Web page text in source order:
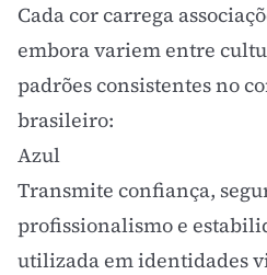
Cada cor carrega
embora variem entre
padrões consistentes no
brasileiro:
Azul
Transmite confiança,
profissionalismo e
utilizada emidentidades